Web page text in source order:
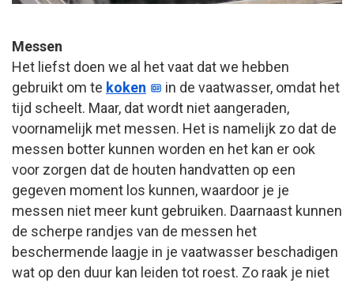
Messen
Het liefst doen we al het vaat dat we hebben
gebruikt om te koken
in de vaatwasser, omdat het
tijd scheelt. Maar, dat wordt niet aangeraden,
voornamelijk met messen. Het is namelijk zo dat de
messen botter kunnen worden en het kan er ook
voor zorgen dat de houten handvatten op een
gegeven moment los kunnen, waardoor je je
messen niet meer kunt gebruiken. Daarnaast kunnen
de scherpe randjes van de messen het
beschermende laagje in je vaatwasser beschadigen
wat op den duur kan leiden tot roest. Zo raak je niet